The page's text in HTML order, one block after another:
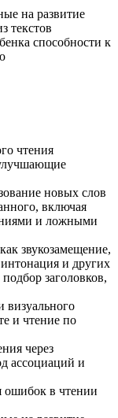
на развитие
текстов
способности к
чтения
новых слов
включая
и ложными
звукозамещение,
и других
заголовков,
визуального
и чтение по
через
ассоциаций и
ошибок в чтении